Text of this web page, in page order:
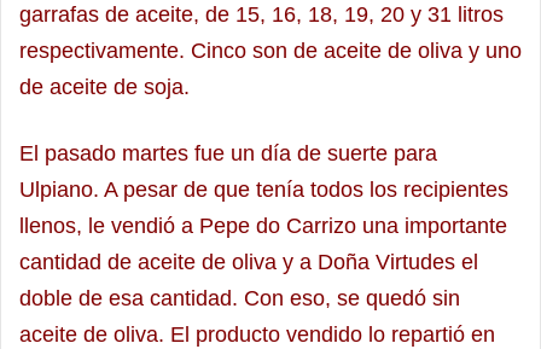
garrafas de aceite, de 15, 16, 18, 19, 20 y 31 litros
respectivamente. Cinco son de aceite de oliva y uno
de aceite de soja.
El pasado martes fue un día de suerte para
Ulpiano. A pesar de que tenía todos los recipientes
llenos, le vendió a Pepe do Carrizo una importante
cantidad de aceite de oliva y a Doña Virtudes el
doble de esa cantidad. Con eso, se quedó sin
aceite de oliva. El producto vendido lo repartió en